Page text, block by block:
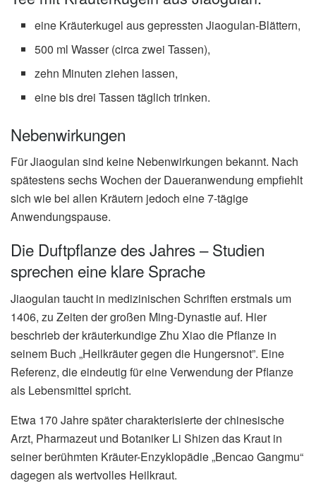
eine Kräuterkugel aus gepressten Jiaogulan-Blättern,
500 ml Wasser (circa zwei Tassen),
zehn Minuten ziehen lassen,
eine bis drei Tassen täglich trinken.
Nebenwirkungen
Für Jiaogulan sind keine Nebenwirkungen bekannt. Nach
spätestens sechs Wochen der Daueranwendung empfiehlt
sich wie bei allen Kräutern jedoch eine 7-tägige
Anwendungspause.
Die Duftpflanze des Jahres – Studien
sprechen eine klare Sprache
Jiaogulan taucht in medizinischen Schriften erstmals um
1406, zu Zeiten der großen Ming-Dynastie auf. Hier
beschrieb der kräuterkundige Zhu Xiao die Pflanze in
seinem Buch „Heilkräuter gegen die Hungersnot”. Eine
Referenz, die eindeutig für eine Verwendung der Pflanze
als Lebensmittel spricht.
Etwa 170 Jahre später charakterisierte der chinesische
Arzt, Pharmazeut und Botaniker Li Shizen das Kraut in
seiner berühmten Kräuter-Enzyklopädie „Bencao Gangmu“
dagegen als wertvolles Heilkraut.